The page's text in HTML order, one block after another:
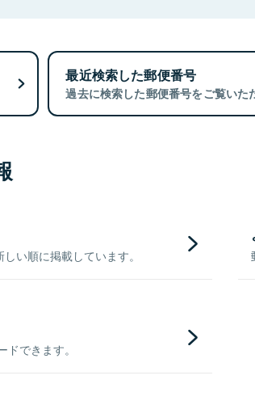
最近検索した郵便番号
過去に検索した郵便番号をご覧いた
い順に掲載しています。
できます。